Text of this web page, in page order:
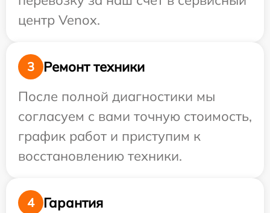
центр Venox.
3
Ремонт техники
После полной диагностики мы
согласуем с вами точную стоимость,
график работ и приступим к
восстановлению техники.
4
Гарантия